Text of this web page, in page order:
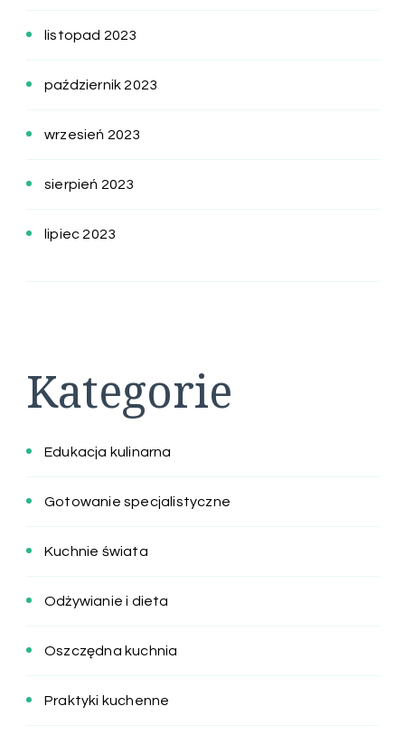
listopad 2023
październik 2023
wrzesień 2023
sierpień 2023
lipiec 2023
Kategorie
Edukacja kulinarna
Gotowanie specjalistyczne
Kuchnie świata
Odżywianie i dieta
Oszczędna kuchnia
Praktyki kuchenne